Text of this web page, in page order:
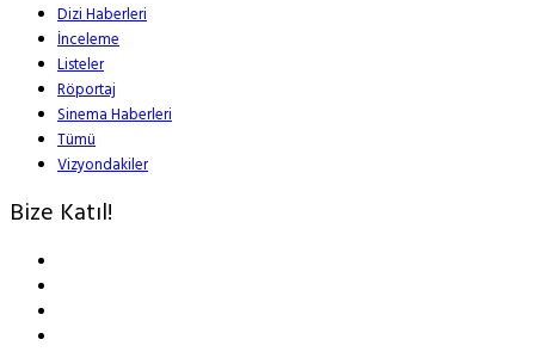
Dizi Haberleri
İnceleme
Listeler
Röportaj
Sinema Haberleri
Tümü
Vizyondakiler
Bize Katıl!